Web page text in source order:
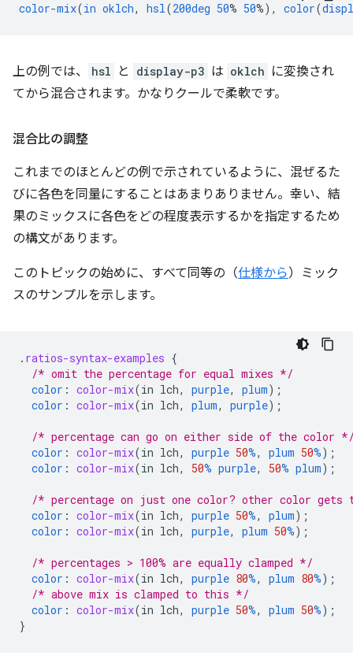
color-mix(in oklch, hsl(200deg 50% 50%), color(
上の例では、 hsl と display-p3 は oklch に変換され
てから混合されます。かなりクールで柔軟です。
混合比の調整
これまでのほとんどの例で示されているように、混ぜるた
びに各色を同量にすることはあまりありません。幸い、結
果のミックスに各色をどの程度表示するかを指定するため
の構文があります。
このトピックの始めに、すべて同等の（仕様から）ミック
スのサンプルを示します。
. ratios-syntax-examples {
/* omit the percentage for equal mixes */
color : color-mix(in lch, purple, plum);
color : color-mix(in lch, plum, purple);
/* percentage can go on either side of the color
color : color-mix(in lch, purple 50%, plum 50%);
color : color-mix(in lch, 50% purple, 50% plum);
/* percentage on just one color? other color gets
color : color-mix(in lch, purple 50%, plum);
color : color-mix(in lch, purple, plum 50%);
/* percentages > 100% are equally clamped */
color : color-mix(in lch, purple 80%, plum 80%);
/* above mix is clamped to this */
color : color-mix(in lch, purple 50%, plum 50%);
}